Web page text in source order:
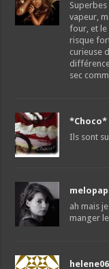
Superbes
vapeur,
four, et le
risque
curieuse
sec
*Choco*
Ils sont
ah mais
manger
helene06